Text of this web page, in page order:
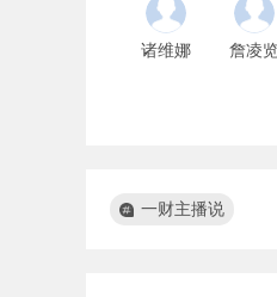
诸维娜 詹凌
一财主播说